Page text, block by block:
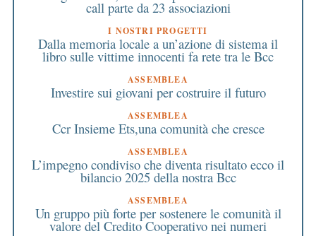
call parte da 23 associazioni
I NOSTRI PROGETTI
Dalla memoria locale a un’azione di sistema il
libro sulle vittime innocenti fa rete tra le Bcc
ASSEMBLEA
Investire sui giovani per costruire il futuro
ASSEMBLEA
Ccr Insieme Ets,una comunità che cresce
ASSEMBLEA
L’impegno condiviso che diventa risultato ecco il
bilancio 2025 della nostra Bcc
ASSEMBLEA
Un gruppo più forte per sostenere le comunità il
valore del Credito Cooperativo nei numeri